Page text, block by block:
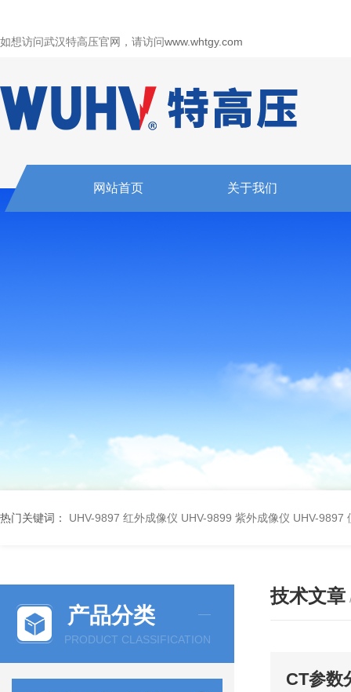
如想访问武汉特高压官网，请访问www.whtgy.com
网站首页 关于我们
热门关键词： UHV-9897 红外成像仪 UHV-9899 紫外成像仪 UHV-9897
产品分类
PRODUCT CLASSIFICATION
技术文章
CT参数